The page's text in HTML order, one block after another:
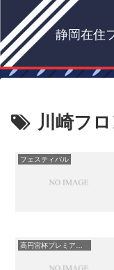
静岡在住
川崎フ
フェスティバル